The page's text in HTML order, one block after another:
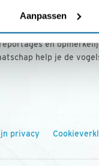
Aanpassen
Vogels voor €
voor onze
en
help je de
privacy